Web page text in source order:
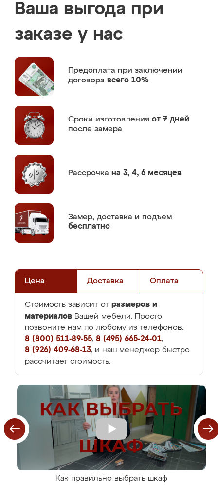
Ваша выгода при
заказе у нас
Предоплата при заключении
договора всего 10%
Сроки изготовления от 7 дней
после замера
Рассрочка на 3, 4, 6 месяцев
Замер, доставка и подъем
бесплатно
Цена Доставка Оплата
Стоимость зависит от размеров и
материалов Вашей мебели. Просто
позвоните нам по любому из телефонов:
8 (800) 511-89-55, 8 (495) 665-24-01,
8 (926) 409-68-13, и наш менеджер быстро
рассчитает стоимость.
Как правильно выбрать шкаф